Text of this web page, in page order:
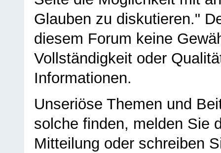
Glauben zu diskutieren."
diesem Forum keine
Vollständigkeit oder
Informationen.
Unseriöse Themen und
solche finden, melden Sie
Mitteilung oder schreiben